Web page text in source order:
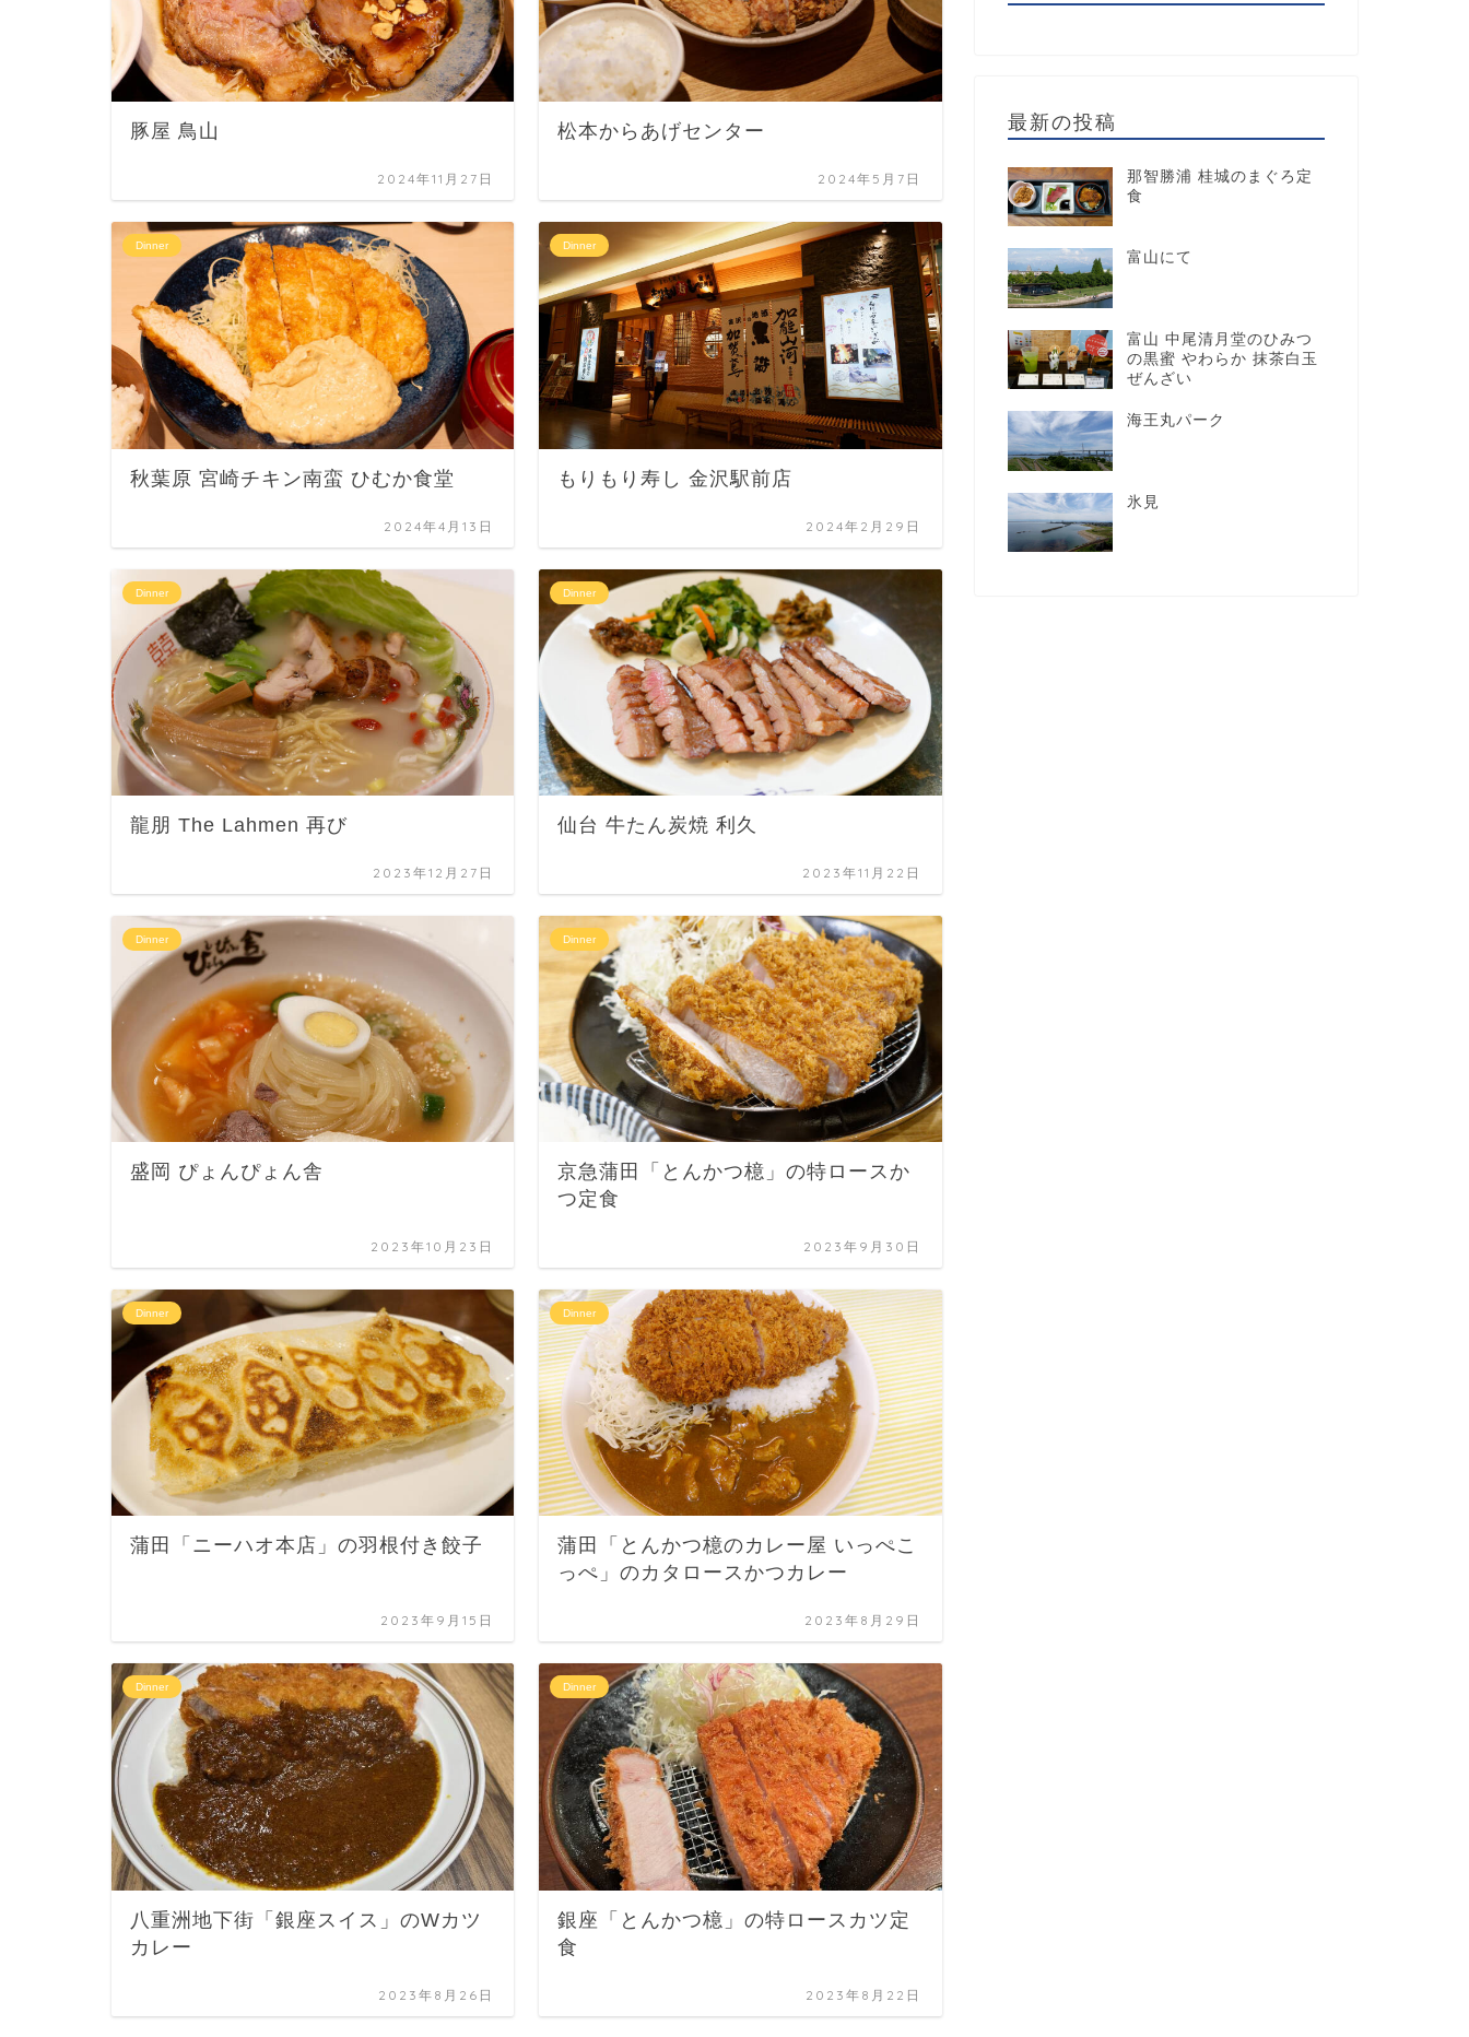
豚屋 鳥山
2024年11月27日
松本からあげセンター
2024年5月7日
Dinner
秋葉原 宮崎チキン南蛮 ひむか食堂
2024年4月13日
Dinner
もりもり寿し 金沢駅前店
2024年2月29日
Dinner
龍朋 The Lahmen 再び
2023年12月27日
Dinner
仙台 牛たん炭焼 利久
2023年11月22日
Dinner
盛岡 ぴょんぴょん舎
2023年10月23日
Dinner
京急蒲田「とんかつ檍」の特ロースか
つ定食
2023年9月30日
Dinner
蒲田「ニーハオ本店」の羽根付き餃子
2023年9月15日
Dinner
蒲田「とんかつ檍のカレー屋 いっぺこ
っぺ」のカタロースかつカレー
2023年8月29日
Dinner
八重洲地下街「銀座スイス」のWカツ
カレー
2023年8月26日
Dinner
銀座「とんかつ檍」の特ロースカツ定
食
2023年8月22日
最新の投稿
那智勝浦 桂城のまぐろ定
食
富山にて
富山 中尾清月堂のひみつ
の黒蜜 やわらか 抹茶白玉
ぜんざい
海王丸パーク
氷見